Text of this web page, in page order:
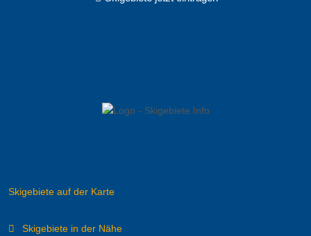
Skigebiete auf der Karte
Skigebiete in der Nähe